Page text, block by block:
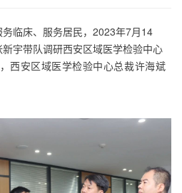
临床、服务居民，2023年7月14
宇带队调研西安区域医学检验中心
西安区域医学检验中心总裁许海斌